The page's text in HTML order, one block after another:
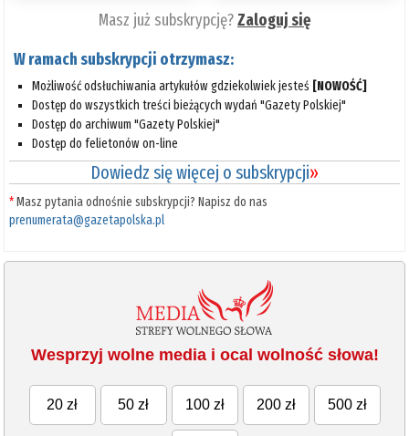
Masz już subskrypcję?Zaloguj się
W ramach subskrypcji otrzymasz:
Możliwość odsłuchiwania artykułów gdziekolwiek jesteś [NOWOŚĆ]
Dostęp do wszystkich treści bieżących wydań "Gazety Polskiej"
Dostęp do archiwum "Gazety Polskiej"
Dostęp do felietonów on-line
Dowiedz się więcej o subskrypcji»
*Masz pytania odnośnie subskrypcji? Napisz do nas
prenumerata@gazetapolska.pl
Wesprzyj wolne media i ocal wolność słowa!
20 zł 50 zł 100 zł 200 zł 500 zł